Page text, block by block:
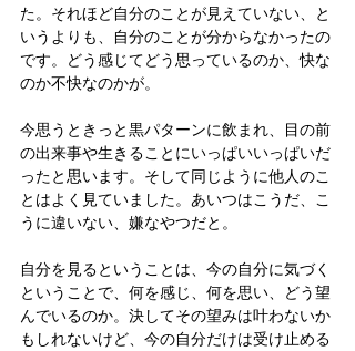
た。それほど自分のことが見えていない、と
いうよりも、自分のことが分からなかったの
です。どう感じてどう思っているのか、快な
のか不快なのかが。
今思うときっと黒パターンに飲まれ、目の前
の出来事や生きることにいっぱいいっぱいだ
ったと思います。そして同じように他人のこ
とはよく見ていました。あいつはこうだ、こ
うに違いない、嫌なやつだと。
自分を見るということは、今の自分に気づく
ということで、何を感じ、何を思い、どう望
んでいるのか。決してその望みは叶わないか
もしれないけど、今の自分だけは受け止める